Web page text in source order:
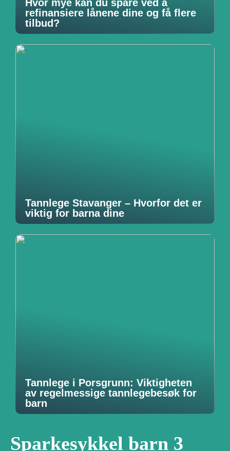
Hvor mye kan du spare ved å
refinansiere lånene dine og få flere
tilbud?
Tannlege Stavanger – Hvorfor det er
viktig for barna dine
Tannlege i Porsgrunn: Viktigheten
av regelmessige tannlegebesøk for
barn
Sparkesykkel barn 3